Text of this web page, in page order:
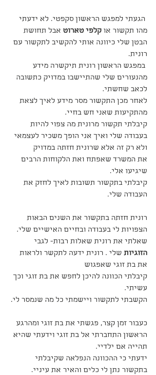
הגעתי למפגש הראשון סקפטי. לא ידעתי
מהו תקשור או קלפי טארוט אבל תחושת
הבטן שלי כיוונה אותי להקשיב לתקשור עם
רונית.
במפגש הראשון רונית תיקשרה מידע
מהנעורים שלי שהתיישבו במדויק כתשובה
לכאב שחשתי.
לאחר מכן התקשור מסר מידע לאיך לצאת
מהתקיעות שאני חש בחיי.
קיבלתי תקשור מרונית מה צפוי להיות
בעבודה שלי ואיך אני הופך משכיר לעצמאי
ולא רק זה אלא שרונית חזתה במדויק
את המשרד שאפתח ואת הלקוחות הרבים
שיגיעו אלי.
קיבלתי בתקשור תשובות לאיך לחזק את
העבודה שלי.
רונית חזתה בתקשור את השנים הבאות
הצפויות לי בעבודה ובחיים האישיים שלי.
שאלתי את רונית שאלות רבות- לגבי
הזוגיות שלי . רונית ידעה לתקשר ולראות
את בת זוגי שאפגוש
קיבלתי הכוונה להיכן לחפש את בת זוגי וכך
עשיתי.
הקשבתי לתקשור ויישמתי כל מה שנמסר לי.
כעבור זמן קצר, פגשתי את בת זוגי ומהרגע
הראשון התחברתי אל בת זוגי וידעתי שהיא
תהייה אם ילדיי.
ידעתי כי ההכוונה הנפלאה שקיבלתי
בתקשור נתן לי כלים והאיר את עיניי.